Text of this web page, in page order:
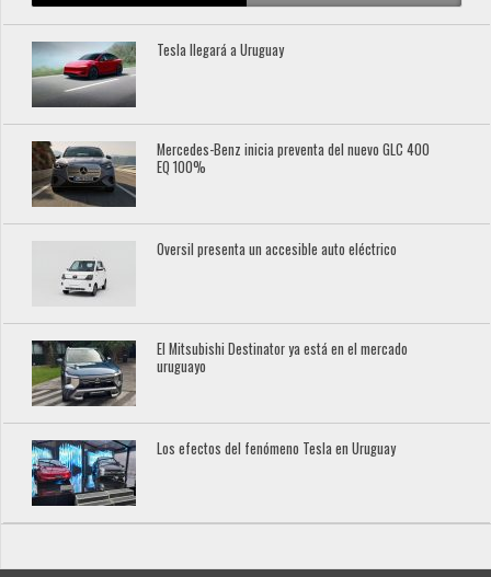
Tesla llegará a Uruguay
Mercedes-Benz inicia preventa del nuevo GLC 400
EQ 100%
Oversil presenta un accesible auto eléctrico
El Mitsubishi Destinator ya está en el mercado
uruguayo
Los efectos del fenómeno Tesla en Uruguay